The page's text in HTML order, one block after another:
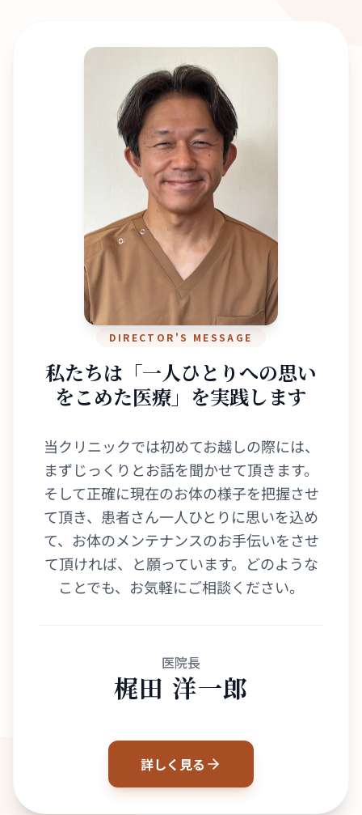
DIRECTOR'S MESSAGE
私たちは「一人ひとりへの思い
をこめた医療」を実践します
当クリニックでは初めてお越しの際には、
まずじっくりとお話を聞かせて頂きます。
そして正確に現在のお体の様子を把握させ
て頂き、患者さん一人ひとりに思いを込め
て、お体のメンテナンスのお手伝いをさせ
て頂ければ、と願っています。どのような
ことでも、お気軽にご相談ください。
医院長
梶田 洋一郎
詳しく見る